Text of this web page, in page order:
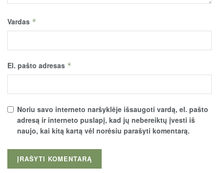
Vardas *
El. pašto adresas *
Noriu savo interneto naršyklėje išsaugoti vardą, el. pašto
adresą ir interneto puslapį, kad jų nebereiktų įvesti iš
naujo, kai kitą kartą vėl norėsiu parašyti komentarą.